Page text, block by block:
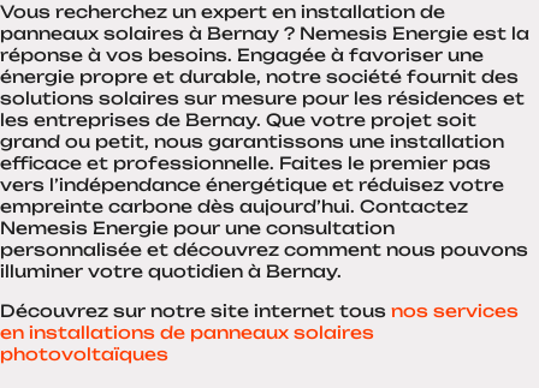
Vous recherchez un expert en installation de
panneaux solaires à Bernay ? Nemesis Energie est la
réponse à vos besoins. Engagée à favoriser une
énergie propre et durable, notre société fournit des
solutions solaires sur mesure pour les résidences et
les entreprises de Bernay. Que votre projet soit
grand ou petit, nous garantissons une installation
efficace et professionnelle. Faites le premier pas
vers l’indépendance énergétique et réduisez votre
empreinte carbone dès aujourd’hui. Contactez
Nemesis Energie pour une consultation
personnalisée et découvrez comment nous pouvons
illuminer votre quotidien à Bernay.
Découvrez sur notre site internet tous nos services
en installations de panneaux solaires
photovoltaïques